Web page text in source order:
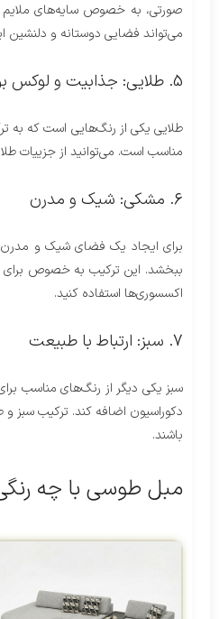
صورتی، به خصوص سایه‌های ملایم
می‌تواند فضایی دوستانه و
5. طلایی: جذابیت و لوکس بودن
طلایی یکی از رنگ‌هایی است که
مناسب است. می‌توانید از جزییات
6. مشکی: شیک و مدرن
برای ایجاد یک فضای شیک و
ببخشد. این ترکیب به خصوص برای
اکسسوری‌ها استفاده کنید.
7. سبز: ارتباط با طبیعت
سبز یکی دیگر از رنگ‌های مناسب
دکوراسیون اضافه کند. ترکیب سبز
باشند.
مبل طوسی با چه